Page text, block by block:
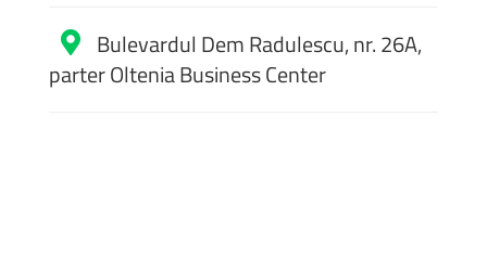
Bulevardul Dem Radulescu, nr. 26A,
parter Oltenia Business Center